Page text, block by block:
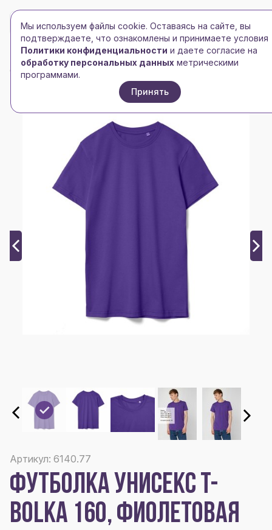
Toggle navigation
Toggle navigationБРЕНД-ЛОГО 0
Главная /Футболки и майки/Мужские футболки/
Футболка унисекс T-Bolka 160, фиолетовая
Артикул: 6140.77
ФУТБОЛКА УНИСЕКС T-
BOLKA 160, ФИОЛЕТОВАЯ
Мы используем файлы cookie. Оставаясь на сайте, вы
подтверждаете, что ознакомлены и принимаете условия
Политики конфиденциальности и даете согласие на
обработку персональных данных метрическими
программами.
Принять